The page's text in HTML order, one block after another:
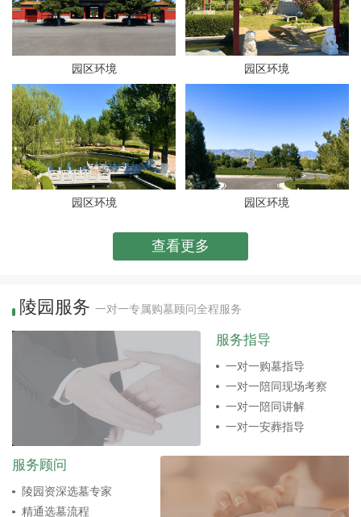
园区环境 园区环境
园区环境 园区环境
查看更多
陵园服务 一对一专属购墓顾问全程服务
服务指导
一对一购墓指导
一对一陪同现场考察
一对一陪同讲解
一对一安葬指导
服务顾问
陵园资深选墓专家
精通选墓流程